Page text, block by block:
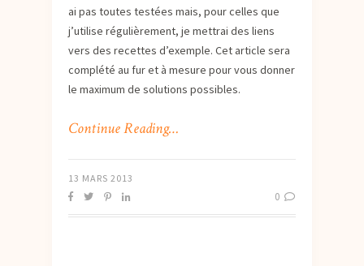
ai pas toutes testées mais, pour celles que
j’utilise régulièrement, je mettrai des liens
vers des recettes d’exemple. Cet article sera
complété au fur et à mesure pour vous donner
le maximum de solutions possibles.
Continue Reading…
13 MARS 2013
0